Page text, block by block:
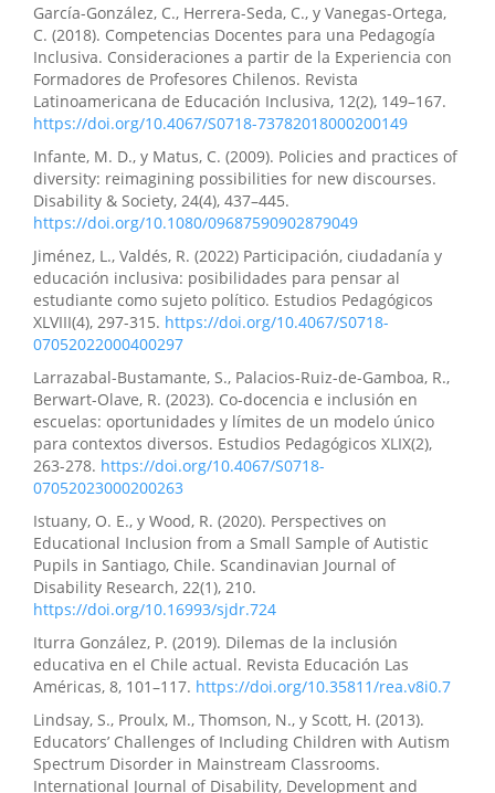
García-González, C., Herrera-Seda, C., y Vanegas-Ortega,
C. (2018). Competencias Docentes para una Pedagogía
Inclusiva. Consideraciones a partir de la Experiencia con
Formadores de Profesores Chilenos. Revista
Latinoamericana de Educación Inclusiva, 12(2), 149–167.
https://doi.org/10.4067/S0718-73782018000200149
Infante, M. D., y Matus, C. (2009). Policies and practices of
diversity: reimagining possibilities for new discourses.
Disability & Society, 24(4), 437–445.
https://doi.org/10.1080/09687590902879049
Jiménez, L., Valdés, R. (2022) Participación, ciudadanía y
educación inclusiva: posibilidades para pensar al
estudiante como sujeto político. Estudios Pedagógicos
XLVIII(4), 297-315. https://doi.org/10.4067/S0718-
07052022000400297
Larrazabal-Bustamante, S., Palacios-Ruiz-de-Gamboa, R.,
Berwart-Olave, R. (2023). Co-docencia e inclusión en
escuelas: oportunidades y límites de un modelo único
para contextos diversos. Estudios Pedagógicos XLIX(2),
263-278. https://doi.org/10.4067/S0718-
07052023000200263
Istuany, O. E., y Wood, R. (2020). Perspectives on
Educational Inclusion from a Small Sample of Autistic
Pupils in Santiago, Chile. Scandinavian Journal of
Disability Research, 22(1), 210.
https://doi.org/10.16993/sjdr.724
Iturra González, P. (2019). Dilemas de la inclusión
educativa en el Chile actual. Revista Educación Las
Américas, 8, 101–117. https://doi.org/10.35811/rea.v8i0.7
Lindsay, S., Proulx, M., Thomson, N., y Scott, H. (2013).
Educators’ Challenges of Including Children with Autism
Spectrum Disorder in Mainstream Classrooms.
International Journal of Disability, Development and